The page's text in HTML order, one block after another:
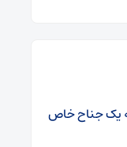
یک جناح خاص